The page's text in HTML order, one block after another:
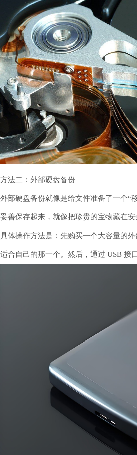
方法二：外部硬盘备份
外部硬盘备份就像是给文件准备了一个“
妥善保存起来，就像把珍贵的宝物藏在
具体操作方法是：先购买一个大容量的
适合自己的那一个。然后，通过 USB 接